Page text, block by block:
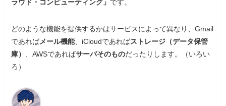
ラウド・コンピューティング」 です。
どのような機能を提供するかはサービスによって異なり、Gmail
であればメール機能、iCloudであればストレージ（データ保管
庫）
、AWSであればサーバそのものだったりします。（いろい
ろ）